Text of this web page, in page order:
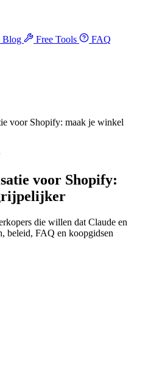
Blog Free Tools
FAQ
voor Shopify: maak je winkel
voor Shopify:
die willen dat Claude en
beleid, FAQ en koopgidsen